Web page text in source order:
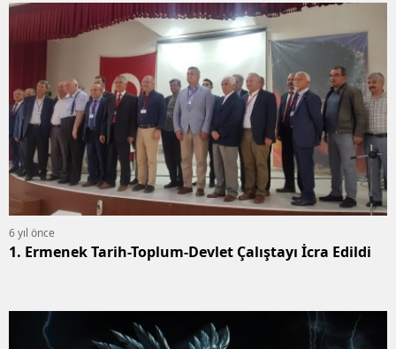
6 yıl önce
1. Ermenek Tarih-Toplum-Devlet Çalıştayı İcra Edildi